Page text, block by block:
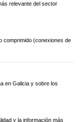
relevante del sector
comprimido (conexiones de
en Galicia y sobre los
y la información más